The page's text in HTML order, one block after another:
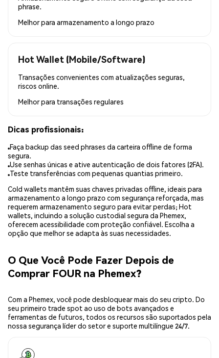
phrase.
Melhor para armazenamento a longo prazo
Hot Wallet (Mobile/Software)
Transações convenientes com atualizações seguras,
riscos online.
Melhor para transações regulares
Dicas profissionais:
Faça backup das seed phrases da carteira offline de forma
segura.
Use senhas únicas e ative autenticação de dois fatores (2FA).
Teste transferências com pequenas quantias primeiro.
Cold wallets mantêm suas chaves privadas offline, ideais para
armazenamento a longo prazo com segurança reforçada, mas
requerem armazenamento seguro para evitar perdas; Hot
wallets, incluindo a solução custodial segura da Phemex,
oferecem acessibilidade com proteção confiável. Escolha a
opção que melhor se adapta às suas necessidades.
O Que Você Pode Fazer Depois de
Comprar FOUR na Phemex?
Com a Phemex, você pode desbloquear mais do seu cripto. Do
seu primeiro trade spot ao uso de bots avançados e
ferramentas de futuros, todos os recursos são suportados pela
nossa segurança líder do setor e suporte multilíngue 24/7.